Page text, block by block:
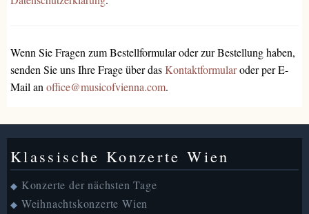
Wenn Sie Fragen zum Bestellformular oder zur Bestellung haben,
senden Sie uns Ihre Frage über dasKontaktformularoder per E-
Mail an office@musicofvienna.com.
Klassische Konzerte Wien
◆ Konzerte der nächsten Tage
◆ Weihnachtskonzerte Wien